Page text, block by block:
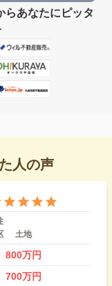
らあなたにピッタ
人の声
土地
800万円
700万円